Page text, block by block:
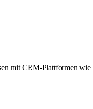
mit CRM-Plattformen